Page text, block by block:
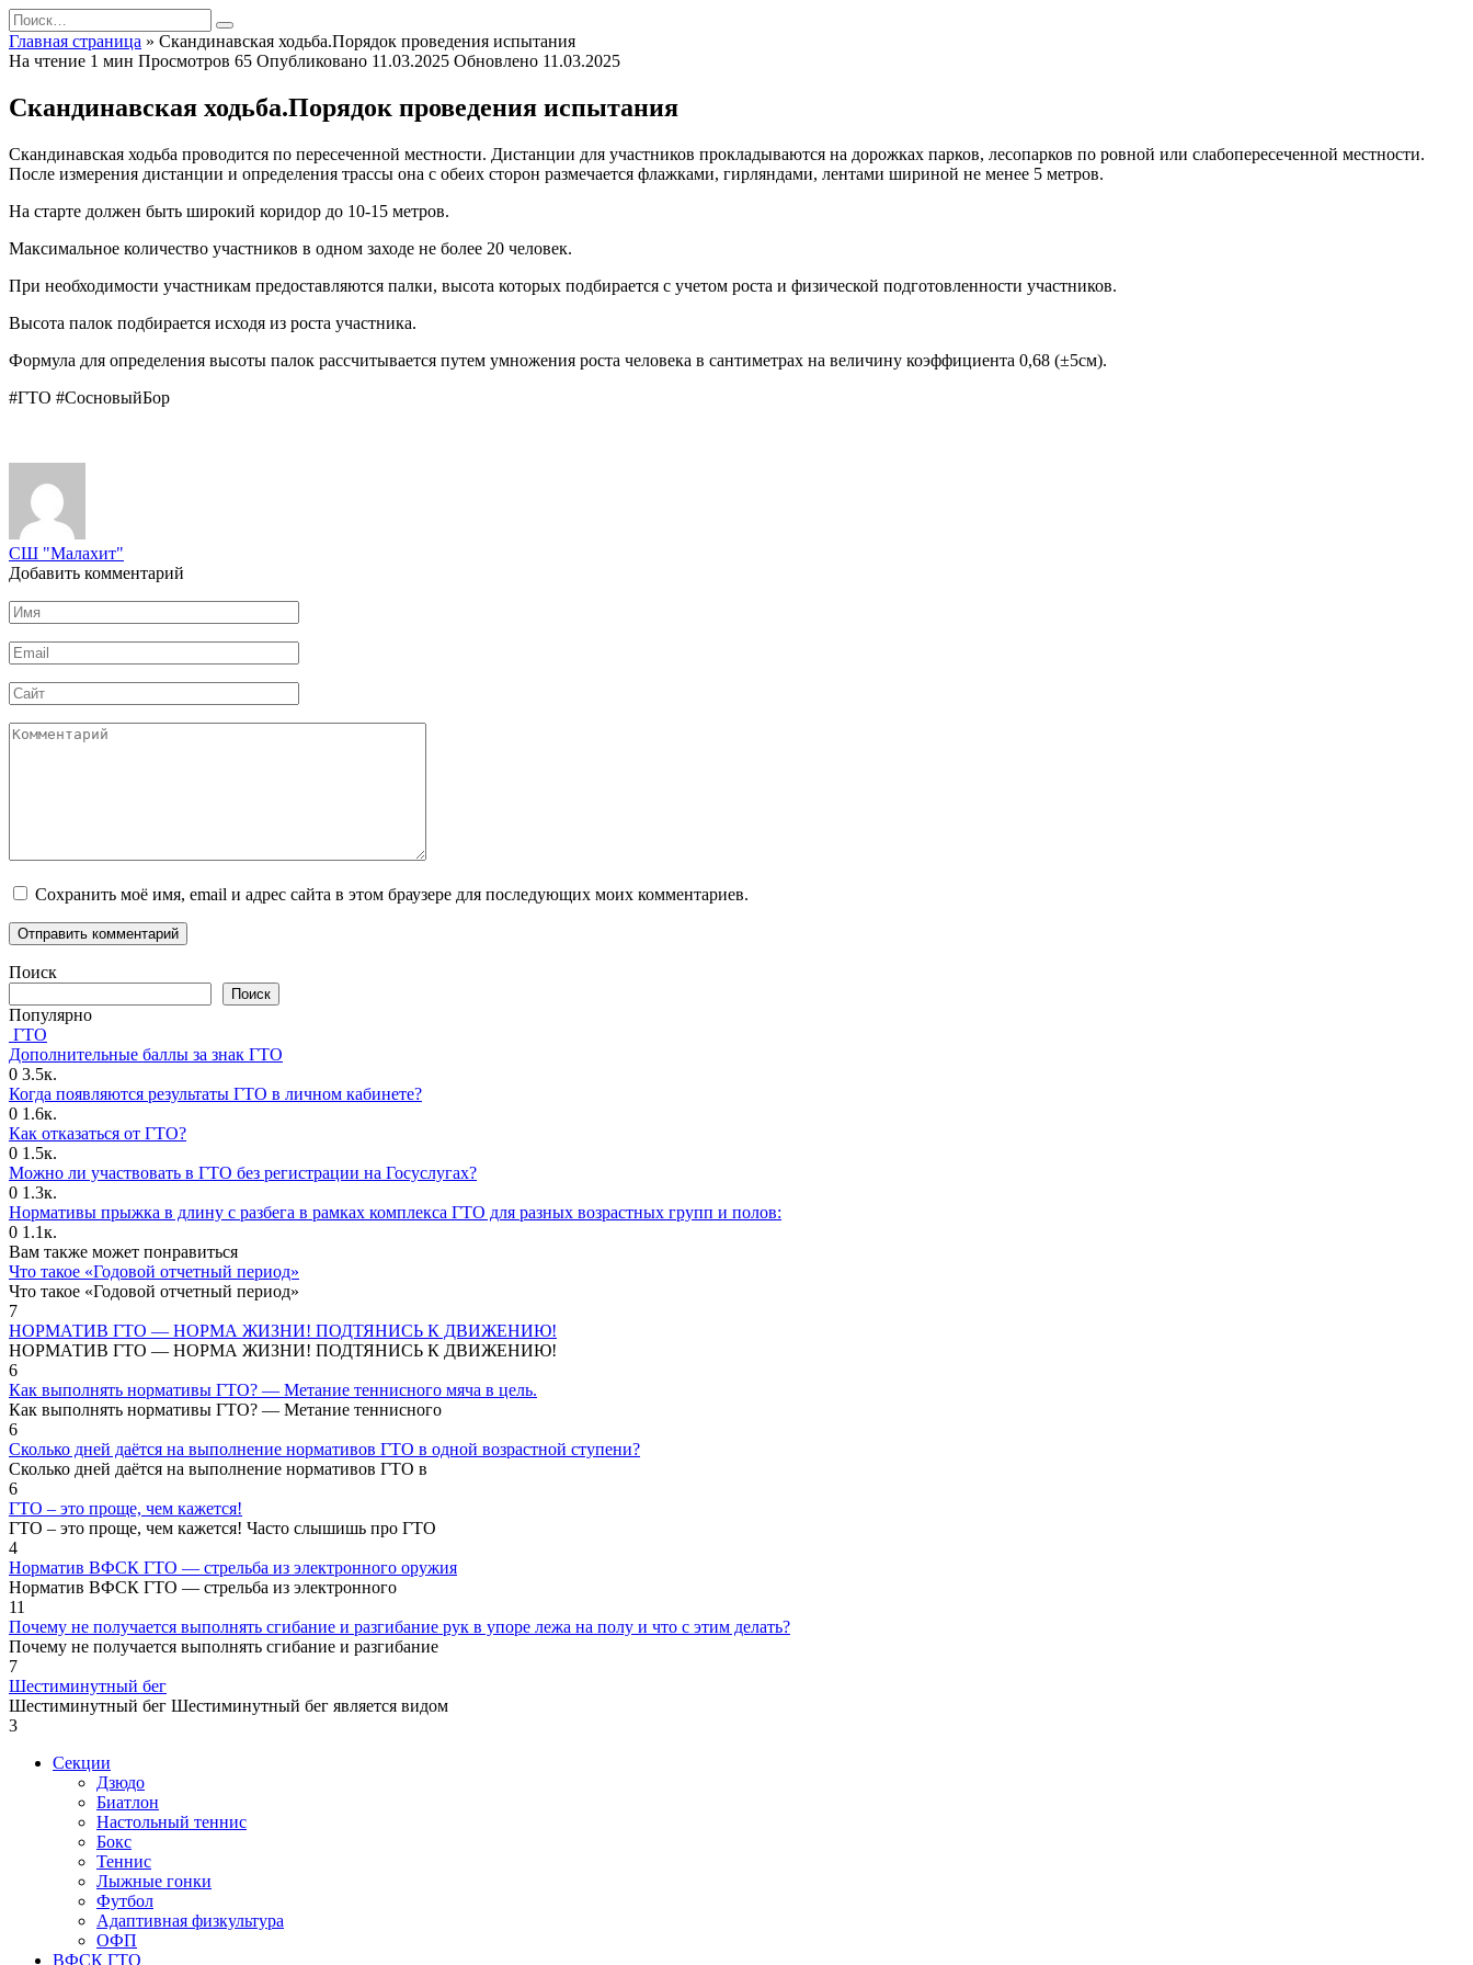
Перейти
к
содержанию
Search
for:
Главная страница » Скандинавская ходьба.Порядок проведения испытания
На чтение 1 мин Просмотров 65 Опубликовано 11.03.2025 Обновлено 11.03.2025
Скандинавская ходьба.Порядок проведения испытания
Скандинавская ходьба проводится по пересеченной местности. Дистанции для участников прокладываются на дорожках парков, лесопарков по ровной или слабопересеченной местности.
После измерения дистанции и определения трассы она с обеих сторон размечается флажками, гирляндами, лентами шириной не менее 5 метров.
На старте должен быть широкий коридор до 10-15 метров.
Максимальное количество участников в одном заходе не более 20 человек.
При необходимости участникам предоставляются палки, высота которых подбирается с учетом роста и физической подготовленности участников.
Высота палок подбирается исходя из роста участника.
Формула для определения высоты палок рассчитывается путем умножения роста человека в сантиметрах на величину коэффициента 0,68 (±5см).
#ГТО #СосновыйБор
СШ "Малахит"
Добавить комментарий
Имя
*
Email
*
Сайт
Комментарий
Сохранить моё имя, email и адрес сайта в этом браузере для последующих моих комментариев.
Поиск
Поиск
Популярно
ГТО
Дополнительные баллы за знак ГТО
0 3.5к.
Когда появляются результаты ГТО в личном кабинете?
0 1.6к.
Как отказаться от ГТО?
0 1.5к.
Можно ли участвовать в ГТО без регистрации на Госуслугах?
0 1.3к.
Нормативы прыжка в длину с разбега в рамках комплекса ГТО для разных возрастных групп и полов:
0 1.1к.
Вам также может понравиться
Что такое «Годовой отчетный период»
Что такое «Годовой отчетный период»
7
НОРМАТИВ ГТО — НОРМА ЖИЗНИ! ПОДТЯНИСЬ К ДВИЖЕНИЮ!
НОРМАТИВ ГТО — НОРМА ЖИЗНИ! ПОДТЯНИСЬ К ДВИЖЕНИЮ!
6
Как выполнять нормативы ГТО? — Метание теннисного мяча в цель.
Как выполнять нормативы ГТО? — Метание теннисного
6
Сколько дней даётся на выполнение нормативов ГТО в одной возрастной ступени?
Сколько дней даётся на выполнение нормативов ГТО в
6
ГТО – это проще, чем кажется!
ГТО – это проще, чем кажется! Часто слышишь про ГТО
4
Норматив ВФСК ГТО — стрельба из электронного оружия
Норматив ВФСК ГТО — стрельба из электронного
11
Почему не получается выполнять сгибание и разгибание рук в упоре лежа на полу и что с этим делать?
Почему не получается выполнять сгибание и разгибание
7
Шестиминутный бег
Шестиминутный бег Шестиминутный бег является видом
3
Секции
Дзюдо
Биатлон
Настольный теннис
Бокс
Теннис
Лыжные гонки
Футбол
Адаптивная физкультура
ОФП
ВФСК ГТО